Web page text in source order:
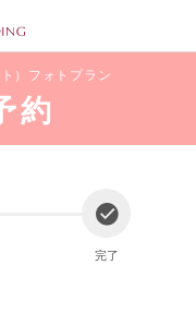
）フォトプラン
約
完了